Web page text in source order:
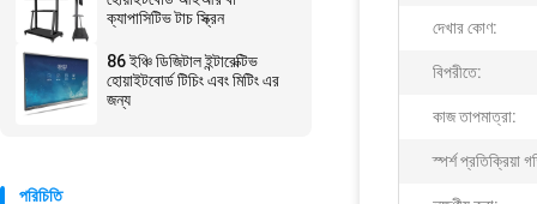
ক্যাপাসিটিভ টাচ স্ক্রিন
86 ইঞ্চি ডিজিটাল ইন্টারেক্টিভ
হোয়াইটবোর্ড টিচিং এবং মিটিং এর
জন্য
পরিচিতি
দেখার কোণ:
বিপরীতে:
কাজ তাপমাত্রা:
স্পর্শ প্রতিক্রিয়া